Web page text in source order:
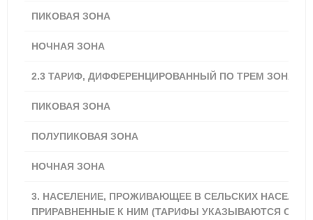
ПИКОВАЯ ЗОНА
НОЧНАЯ ЗОНА
2.3 ТАРИФ, ДИФФЕРЕНЦИРОВАННЫЙ ПО ТРЕМ ЗОНАМ
ПИКОВАЯ ЗОНА
ПОЛУПИКОВАЯ ЗОНА
НОЧНАЯ ЗОНА
3. НАСЕЛЕНИЕ, ПРОЖИВАЮЩЕЕ В СЕЛЬСКИХ
ПРИРАВНЕННЫЕ К НИМ (ТАРИФЫ УКАЗЫВАЮТСЯ С